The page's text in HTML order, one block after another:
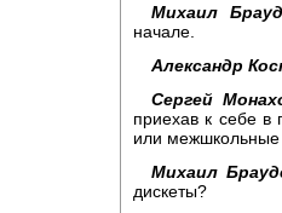
Михаил
начале.
Александр
Сергей
приехав к себе в
или межшкольные
Михаил
дискеты?